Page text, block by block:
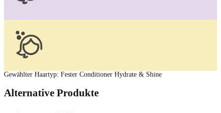
Gewählter Haartyp: Fester Conditioner Hydrate & Shine
Alternative Produkte